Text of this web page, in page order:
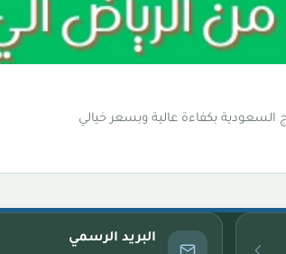
بكفاءة عالية وبسعر خيالي
البريد الرسمي